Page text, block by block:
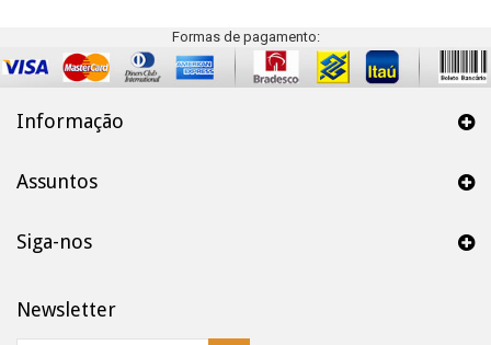
Formas de pagamento:
Informação
Assuntos
Siga-nos
Newsletter